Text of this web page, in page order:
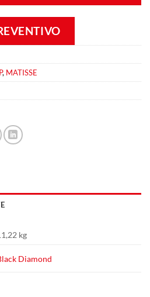
, MATISSE
kg
Diamond